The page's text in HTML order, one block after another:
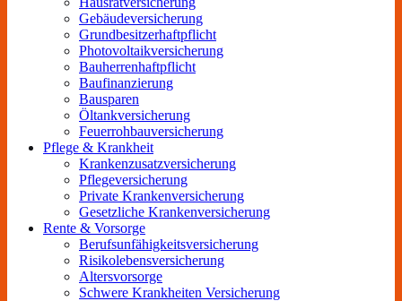
Gebäudeversicherung
Grundbesitzerhaftpflicht
Photovoltaikversicherung
Bauherrenhaftpflicht
Baufinanzierung
Bausparen
Öltankversicherung
Feuerrohbauversicherung
Pflege & Krankheit
Krankenzusatzversicherung
Pflegeversicherung
Private Krankenversicherung
Gesetzliche Krankenversicherung
Rente & Vorsorge
Berufs­unfähigkeitsversicherung
Risikolebensversicherung
Altersvorsorge
Schwere Krankheiten Versicherung